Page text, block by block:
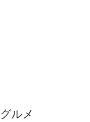
グルメ